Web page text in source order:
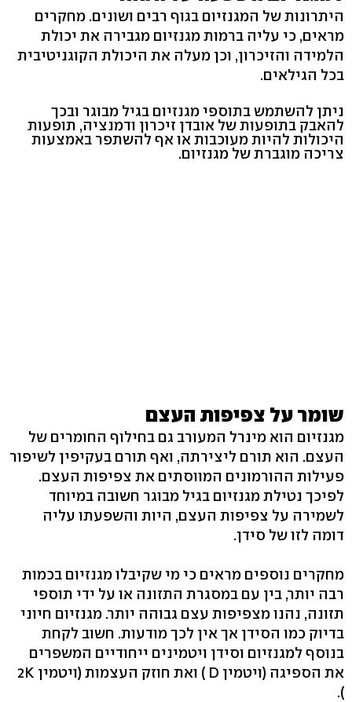
היתרונות של המגנזיום בגוף רבים ושונים. מחקרים
מראים, כי עליה ברמות מגנזיום מגבירה את יכולת
הלמידה והזיכרון, וכן מעלה את היכולת הקוגניטיבית
בכל הגילאים.
ניתן להשתמש בתוספי מגנזיום בגיל מבוגר ובכך
להאבק בתופעות של אובדן זיכרון ודמנציה, תופעות
היכולות להיות מעוכבות או אף להשתפר באמצעות
צריכה מוגברת של מגנזיום.
שומר על צפיפות העצם
מגנזיום הוא מינרל המעורב גם בחילוף החומרים של
העצם. הוא תורם ליצירתה, ואף תורם בעקיפין לשיפור
פעילות ההורמונים המווסתים את צפיפות העצם.
לפיכך נטילת מגנזיום בגיל מבוגר חשובה במיוחד
לשמירה על צפיפות העצם, היות והשפעתו עליה
דומה לזו של סידן.
מחקרים נוספים מראים כי מי שקיבלו מגנזיום בכמות
רבה יותר, בין עם במסגרת התזונה או על ידי תוספי
תזונה, נהנו מצפיפות עצם גבוהה יותר. מגנזיום חיוני
בדיוק כמו הסידן אך אין לכך מודעות. חשוב לקחת
בנוסף למגנזיום וסידן ויטמינים ייחודיים המשפרים
את הספיגה (ויטמין D ) ואת חוזק העצמות (ויטמין 2K
).